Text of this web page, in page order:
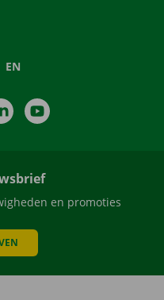
EN
LinkedIn
en promoties